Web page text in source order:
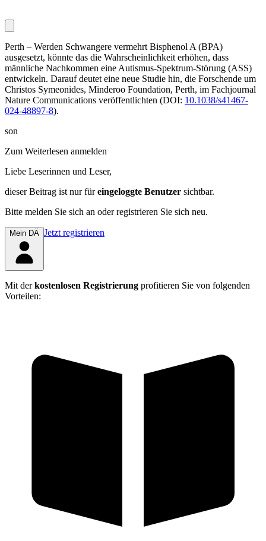
Perth – Werden Schwangere vermehrt Bisphenol A (BPA)
ausgesetzt, könnte das die Wahrscheinlichkeit erhöhen, dass
männliche Nachkommen eine Autismus-Spektrum-Störung (ASS)
entwickeln. Darauf deutet eine neue Stu­die hin, die Forschende um
Christos Symeonides, Minderoo Foundation, Perth, im Fachjournal
Nature Communications veröffentlichten (DOI: 10.1038/s41467-
024-48897-8).
son
Zum Weiterlesen anmelden
Liebe Leserinnen und Leser,
dieser Beitrag ist nur füreingeloggte Benutzer sichtbar.
Bitte melden Sie sich an oder registrieren Sie sich neu.
Mein DÄ Jetzt registrieren
Mit derkostenlosen Registrierung profitieren Sie von folgenden
Vorteilen: